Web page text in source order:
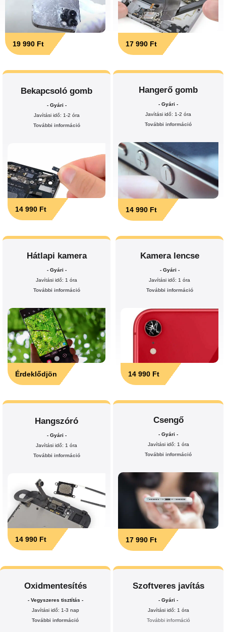
19 990 Ft 17 990 Ft
Bekapcsoló gomb
- Gyári -
Javítási idő: 1-2 óra
További információ
14 990 Ft
Hangerő gomb
- Gyári -
Javítási idő: 1-2 óra
További információ
14 990 Ft
Hátlapi kamera
- Gyári -
Javítási idő: 1 óra
További információ
Érdeklődjön
Kamera lencse
- Gyári -
Javítási idő: 1 óra
További információ
14 990 Ft
Hangszóró
- Gyári -
Javítási idő: 1 óra
További információ
14 990 Ft
Csengő
- Gyári -
Javítási idő: 1 óra
További információ
17 990 Ft
Oxidmentesítés
- Vegyszeres tisztítás -
Javítási idő: 1-3 nap
További információ
Szoftveres javítás
- Gyári -
Javítási idő: 1 óra
További információ